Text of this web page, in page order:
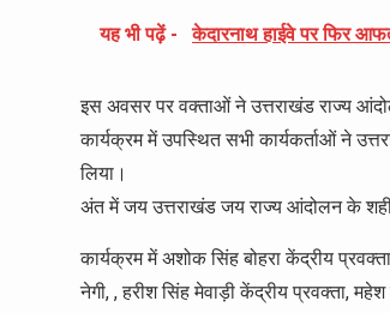
यह भी पढ़ें - केदारनाथ हाईवे पर फिर
इस अवसर पर वक्ताओं ने उत्तराखंड राज्य
कार्यक्रम में उपस्थित सभी कार्यकर्ताओं ने
लिया।
अंत में जय उत्तराखंड जय राज्य आंदोलन के
कार्यक्रम में अशोक सिंह बोहरा केंद्रीय
नेगी, , हरीश सिंह मेवाड़ी केंद्रीय प्रवक्ता, महेश